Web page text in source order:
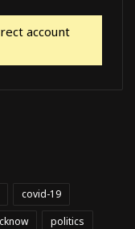
account
covid-19
politics